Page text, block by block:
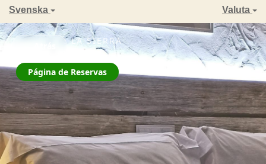
Svenska Valuta
ZAHARA DE LA SIERRA
La Jarana
Página de Reservas